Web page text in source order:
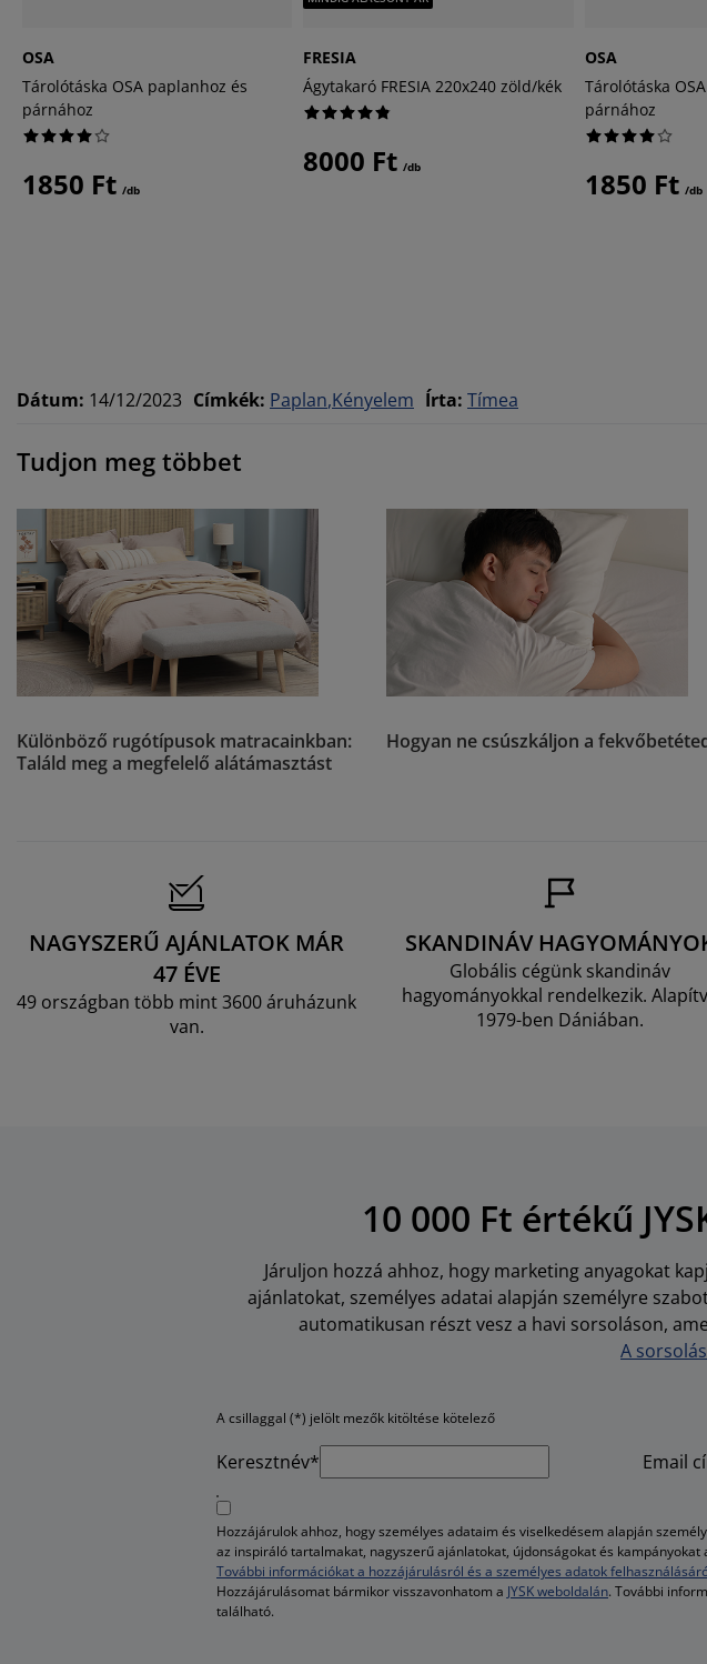
OSA
Tárolótáska OSA paplanhoz és
párnához
1850 Ft /db
FRESIA
Ágytakaró FRESIA 220x240 zöld/kék
8000 Ft /db
OSA
Tárolótáska
párnához
1850 Ft /db
Dátum: 14/12/2023 Címkék: Paplan Kényelem Írta: Tímea
Tudjon meg többet
Különböző rugótípusok matracainkban:
Találd meg a megfelelő alátámasztást
Hogyan ne csúszkáljon a
NAGYSZERŰ AJÁNLATOK MÁR
47 ÉVE
49 országban több mint 3600 áruházunk
van.
SKANDINÁV
Globális cégünk skandináv
hagyományokkal rendelkezik.
1979-ben Dániában.
10 000 Ft értékű
Járuljon hozzá ahhoz, hogy marketing anyagokat
ajánlatokat, személyes adatai alapján személyre
automatikusan részt vesz a havi sorsoláson,
A
A csillaggal (*) jelölt mezők kitöltése kötelező
Keresztnév* Email
Hozzájárulok ahhoz, hogy személyes adataim és viselkedésem alapján
az inspiráló tartalmakat, nagyszerű ajánlatokat, újdonságokat és kampányokat
További információkat a hozzájárulásról és a személyes adatok
Hozzájárulásomat bármikor visszavonhatom a JYSK weboldalán. További
található.